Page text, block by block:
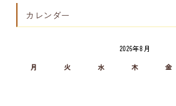
カレンダー
2026年8月
月
火 水 木 金